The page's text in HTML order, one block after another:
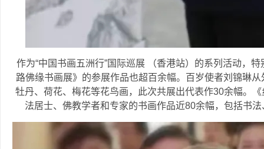
作为“中国书画五洲行”国际巡展 （香港站）的系列活动，
路佛缘书画展》的参展作品也超百余幅。百岁使者刘锦琳
牡丹、荷花、梅花等花鸟画，此次共展出代表作30余幅。
法居士、佛教学者和专家的书画作品近80余幅，包括书